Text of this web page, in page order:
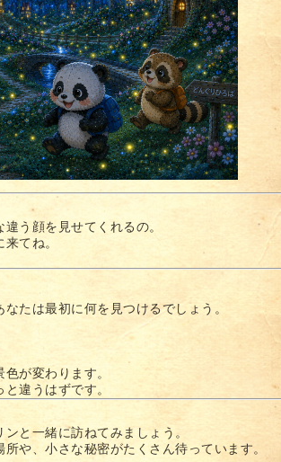
う顔を見せてくれるの。
てね。
たは最初に何を見つけるでしょう。
が変わります。
違うはずです。
と一緒に訪ねてみましょう。
や、小さな秘密がたくさん待っています。